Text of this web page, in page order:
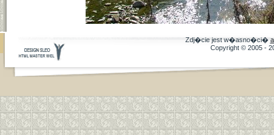
Zdj�cie jest w�asno�ci�
Copyright © 2005 -